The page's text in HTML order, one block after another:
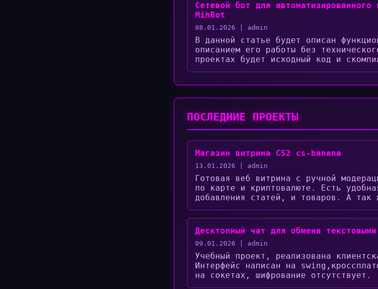
Сетевой бот для автоматизированного
MihBot
08.01.2026 | admin
В данной статье будет описан
описанием его работы без
проектах будет исходный код и
ПОСЛЕДНИЕ ПРОЕКТЫ
Магазин витрина CS2 cs-banana
13.01.2026 | admin
Готовая веб витрина с ручной
по карте и криптовалюте. Есть
добавления статей, и товаров. А так
Десктопный чат для обмена
09.01.2026 | admin
Учебный проект, реализована
Интерфейс написан на
на сокетах, шифрование отсутствует.